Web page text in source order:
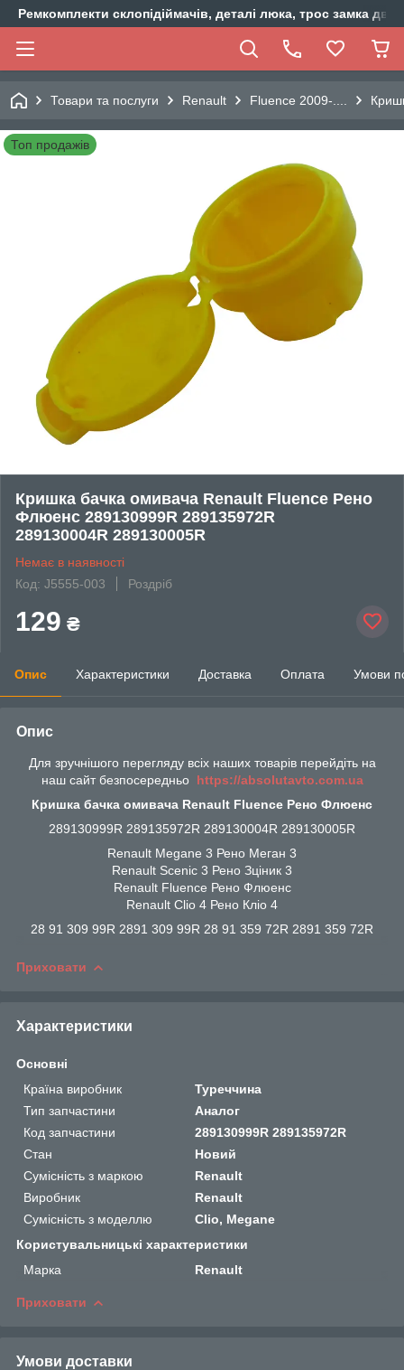
Ремкомплекти склопідіймачів, деталі люка, трос замка
Товари та послуги Renault Fluence 2009-....
Топ продажів
Кришка бачка омивача Renault Fluence Рено
Флюенс 289130999R 289135972R
289130004R 289130005R
Немає в наявності
Код: J5555-003
Роздріб
129 ₴
Опис Характеристики Доставка Оплата Умови
Опис
Для зручнішого перегляду всіх наших товарів перейдіть на
наш сайт безпосередньо https://absolutavto.com.ua
Кришка бачка омивача Renault Fluence Рено Флюенс
289130999R 289135972R 289130004R 289130005R
Renault Megane 3 Рено Меган 3
Renault Scenic 3 Рено Зціник 3
Renault Fluence Рено Флюенс
Renault Clio 4 Рено Кліо 4
28 91 309 99R 2891 309 99R 28 91 359 72R 2891 359 72R
Приховати
Характеристики
Основні
Країна виробник
Туреччина
Тип запчастини
Аналог
Код запчастини
289130999R 289135972R
Стан
Новий
Сумісність з маркою
Renault
Виробник
Renault
Сумісність з моделлю
Clio, Megane
Користувальницькі характеристики
Марка
Renault
Приховати
Умови доставки